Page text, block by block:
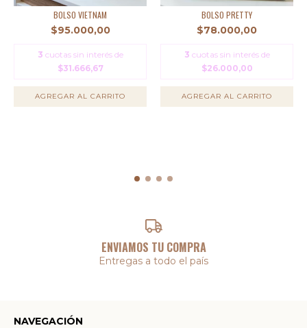
BOLSO VIETNAM
$95.000,00
3 cuotas sin interés de
$31.666,67
AGREGAR AL CARRITO
BOLSO PRETTY
$78.000,00
3 cuotas sin interés de
$26.000,00
AGREGAR AL CARRITO
ENVIAMOS TU COMPRA
Entregas a todo el país
NAVEGACIÓN